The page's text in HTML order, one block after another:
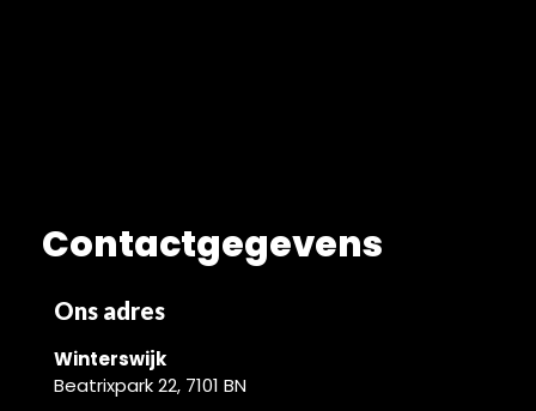
Contactgegevens
Ons adres
Winterswijk
Beatrixpark 22, 7101 BN